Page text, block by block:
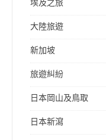
埃及之旅
大陸旅遊
新加坡
旅遊糾紛
日本岡山及鳥取
日本新瀉